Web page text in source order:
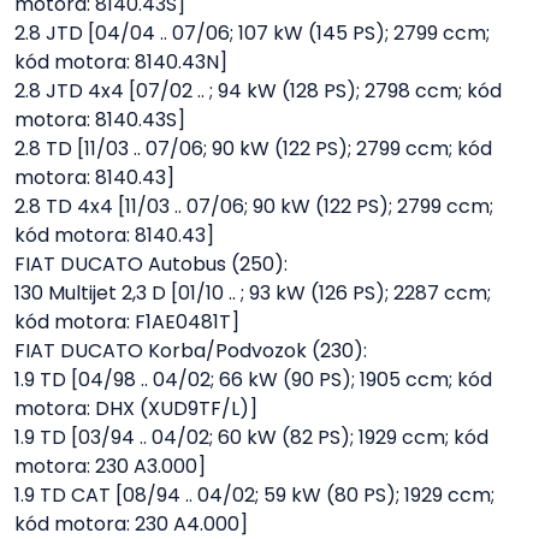
2.8 JTD [04/04 .. 07/06; 107 kW (145 PS); 2799 ccm;
kód motora: 8140.43N]
2.8 JTD 4x4 [07/02 .. ; 94 kW (128 PS); 2798 ccm; kód
motora: 8140.43S]
2.8 TD [11/03 .. 07/06; 90 kW (122 PS); 2799 ccm; kód
motora: 8140.43]
2.8 TD 4x4 [11/03 .. 07/06; 90 kW (122 PS); 2799 ccm;
kód motora: 8140.43]
FIAT DUCATO Autobus (250):
130 Multijet 2,3 D [01/10 .. ; 93 kW (126 PS); 2287 ccm;
kód motora: F1AE0481T]
FIAT DUCATO Korba/Podvozok (230):
1.9 TD [04/98 .. 04/02; 66 kW (90 PS); 1905 ccm; kód
motora: DHX (XUD9TF/L)]
1.9 TD [03/94 .. 04/02; 60 kW (82 PS); 1929 ccm; kód
motora: 230 A3.000]
1.9 TD CAT [08/94 .. 04/02; 59 kW (80 PS); 1929 ccm;
kód motora: 230 A4.000]